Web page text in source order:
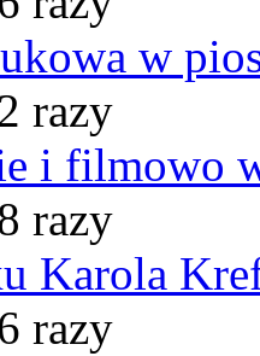
w
razy
i filmowo
razy
Karola
razy